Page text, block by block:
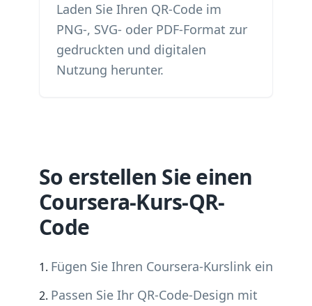
Laden Sie Ihren QR-Code im
PNG-, SVG- oder PDF-Format zur
gedruckten und digitalen
Nutzung herunter.
So erstellen Sie einen
Coursera-Kurs-QR-
Code
Fügen Sie Ihren Coursera-Kurslink ein
Passen Sie Ihr QR-Code-Design mit